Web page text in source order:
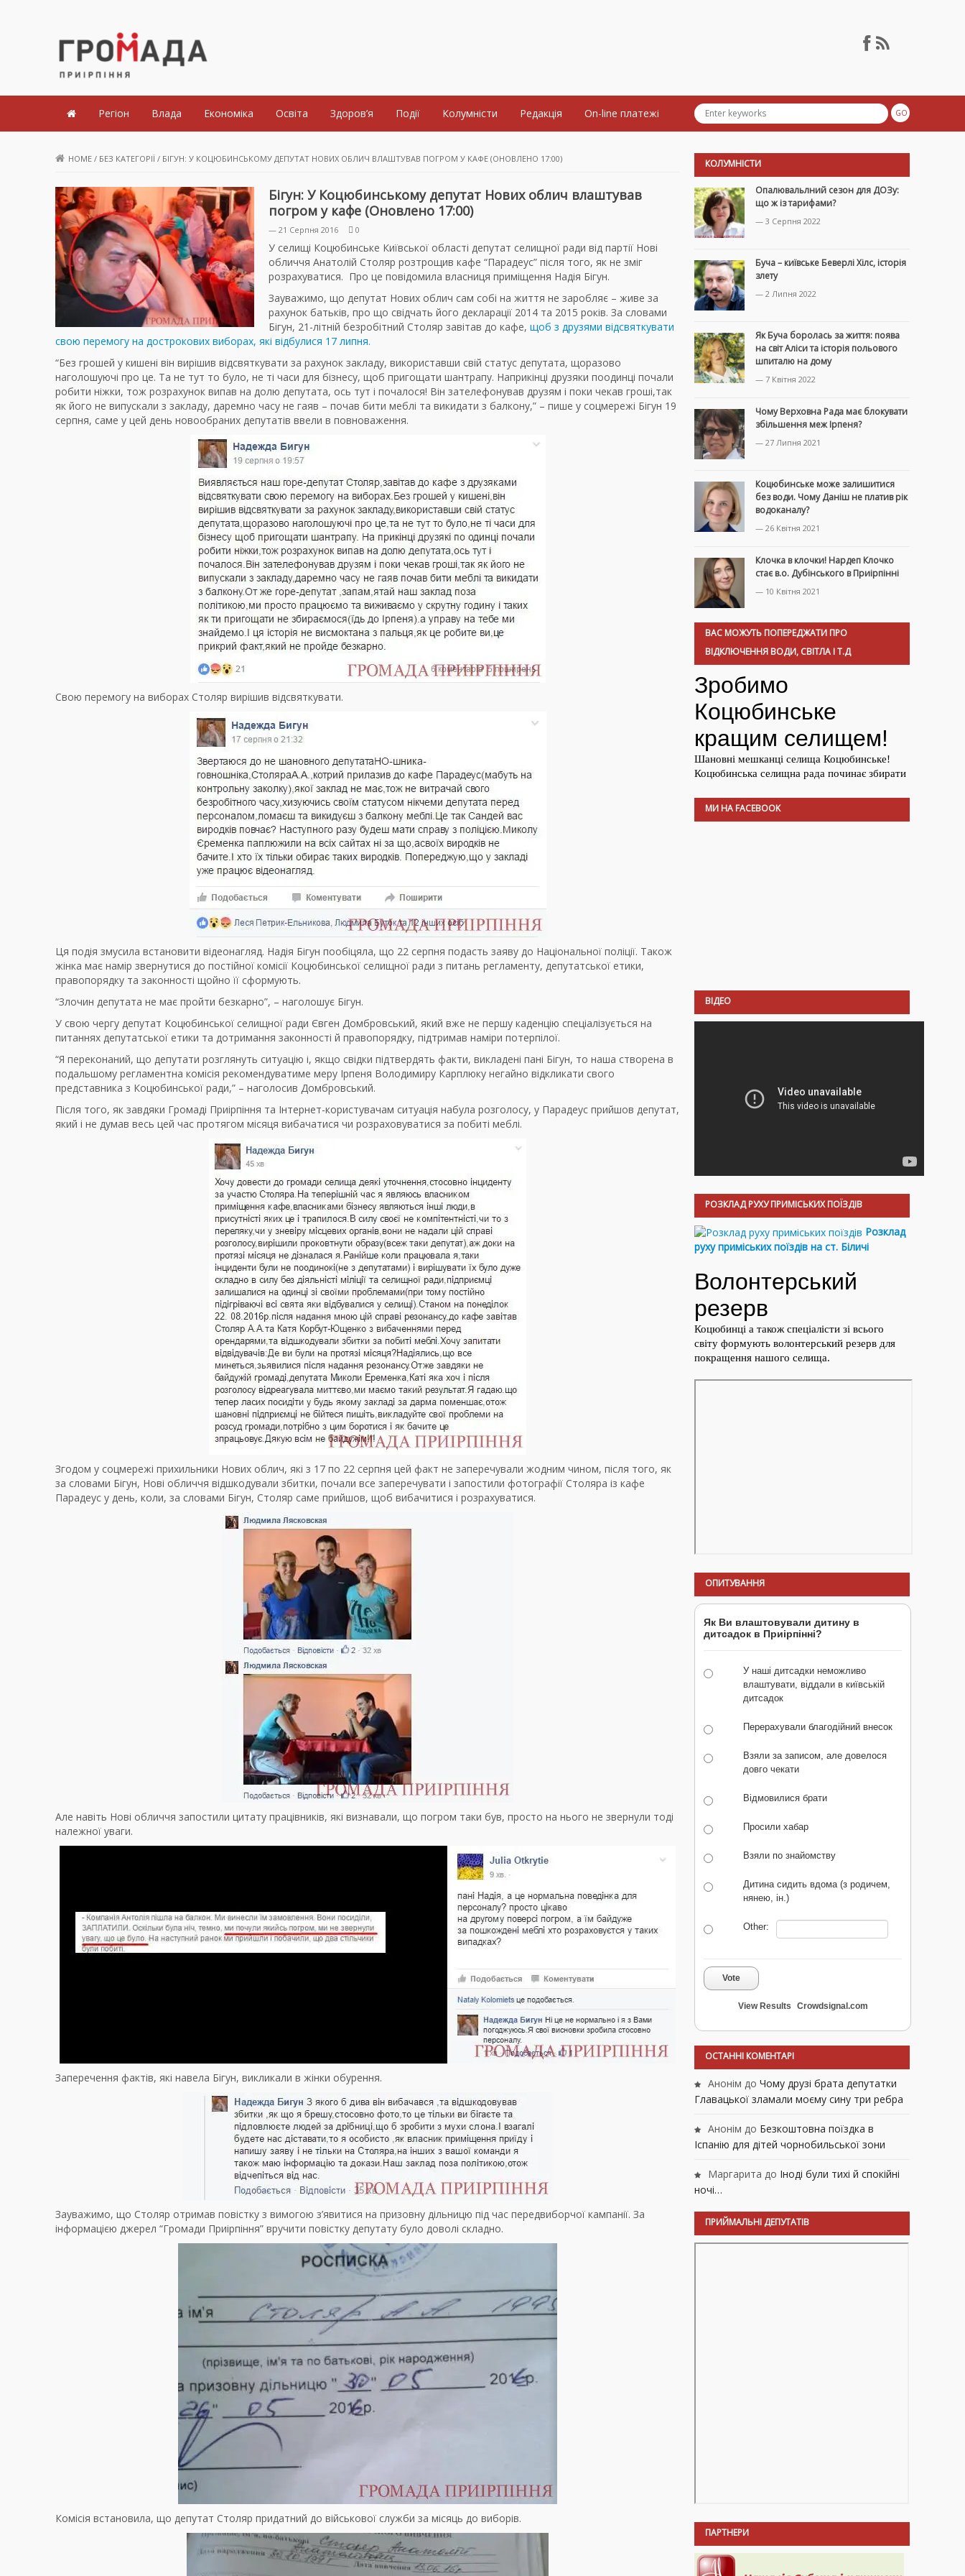
Громада Приірпіння
Регіон Влада Економіка Освіта Здоров’я Події Колумністи Редакція On-line платежі
HOME / БЕЗ КАТЕГОРІЇ / БІГУН: У КОЦЮБИНСЬКОМУ ДЕПУТАТ НОВИХ ОБЛИЧ ВЛАШТУВАВ ПОГРОМ У КАФЕ (ОНОВЛЕНО 17:00)
Бігун: У Коцюбинському депутат Нових облич влаштував
погром у кафе (Оновлено 17:00)
— 21 Серпня 2016 0
У селищі Коцюбинське Київської області депутат селищної ради від партії Нові
обличчя Анатолій Столяр розтрощив кафе “Парадеус” після того, як не зміг
розрахуватися. Про це повідомила власниця приміщення Надія Бігун.
Зауважимо, що депутат Нових облич сам собі на життя не заробляє – живе за
рахунок батьків, про що свідчать його декларації 2014 та 2015 років. За словами
Бігун, 21-літній безробітний Столяр завітав до кафе, щоб з друзями відсвяткувати
свою перемогу на дострокових виборах, які відбулися 17 липня.
“Без грошей у кишені він вирішив відсвяткувати за рахунок закладу, використавши свій статус депутата, щоразово
наголошуючі про це. Та не тут то було, не ті часи для бізнесу, щоб пригощати шантрапу. Наприкінці друзяки поодинці почали
робити ніжки, тож розрахунок випав на долю депутата, ось тут і почалося! Він зателефонував друзям і поки чекав гроші,так
як його не випускали з закладу, даремно часу не гаяв – почав бити меблі та викидати з балкону,” – пише у соцмережі Бігун 19
серпня, саме у цей день новообраних депутатів ввели в повноваження.
Свою перемогу на виборах Столяр вирішив відсвяткувати.
Ця подія змусила встановити відеонагляд. Надія Бігун пообіцяла, що 22 серпня подасть заяву до Національної поліції. Також
жінка має намір звернутися до постійної комісії Коцюбинської селищної ради з питань регламенту, депутатської етики,
правопорядку та законності щойно її сформують.
“Злочин депутата не має пройти безкарно”, – наголошує Бігун.
У свою чергу депутат Коцюбинської селищної ради Євген Домбровський, який вже не першу каденцію спеціалізується на
питаннях депутатської етики та дотримання законності й правопорядку, підтримав наміри потерпілої.
“Я переконаний, що депутати розглянуть ситуацію і, якщо свідки підтвердять факти, викладені пані Бігун, то наша створена в
подальшому регламентна комісія рекомендуватиме меру Ірпеня Володимиру Карплюку негайно відкликати свого
представника з Коцюбинської ради,” – наголосив Домбровський.
Після того, як завдяки Громаді Приірпіння та Інтернет-користувачам ситуація набула розголосу, у Парадеус прийшов депутат,
який і не думав весь цей час протягом місяця вибачатися чи розраховуватися за побиті меблі.
Згодом у соцмережі прихильники Нових облич, які з 17 по 22 серпня цей факт не заперечували жодним чином, після того, як
за словами Бігун, Нові обличчя відшкодували збитки, почали все заперечувати і запостили фотографії Столяра із кафе
Парадеус у день, коли, за словами Бігун, Столяр саме прийшов, щоб вибачитися і розрахуватися.
Але навіть Нові обличчя запостили цитату працівників, які визнавали, що погром таки був, просто на нього не звернули тоді
належної уваги.
Заперечення фактів, які навела Бігун, викликали в жінки обурення.
Зауважимо, що Столяр отримав повістку з вимогою з’явитися на призовну дільницю під час передвиборчої кампанії. За
інформацією джерел “Громади Приірпіння” вручити повістку депутату було доволі складно.
Комісія встановила, що депутат Столяр придатний до військової служби за місяць до виборів.
КОЛУМНІСТИ
Опалювальлний сезон для ДОЗу:
що ж із тарифами?
— 3 Серпня 2022
Буча – київське Беверлі Хілс, історія
злету
— 2 Липня 2022
Як Буча боролась за життя: поява
на світ Аліси та історія польового
шпиталю на дому
— 7 Квітня 2022
Чому Верховна Рада має блокувати
збільшення меж Ірпеня?
— 27 Липня 2021
Коцюбинське може залишитися
без води. Чому Даніш не платив рік
водоканалу?
— 26 Квітня 2021
Клочка в клочки! Нардеп Клочко
стає в.о. Дубінського в Приірпінні
— 10 Квітня 2021
ВАС МОЖУТЬ ПОПЕРЕДЖАТИ ПРО
ВІДКЛЮЧЕННЯ ВОДИ, СВІТЛА І Т.Д
МИ НА FACEBOOK
ВІДЕО
РОЗКЛАД РУХУ ПРИМІСЬКИХ ПОЇЗДІВ
Розклад
руху приміських поїздів на ст. Біличі
ОПИТУВАННЯ
Як Ви влаштовували дитину в
дитсадок в Приірпінні?
У наші дитсадки неможливо
влаштувати, віддали в київській
дитсадок
Перерахували благодійний внесок
Взяли за записом, але довелося
довго чекати
Відмовилися брати
Просили хабар
Взяли по знайомству
Дитина сидить вдома (з родичем,
нянею, ін.)
Other:
Vote
View Results Crowdsignal.com
ОСТАННІ КОМЕНТАРІ
Анонім до Чому друзі брата депутатки
Главацької зламали моєму сину три ребра
Анонім до Безкоштовна поїздка в
Іспанію для дітей чорнобильської зони
Маргарита до Іноді були тихі й спокійні
ночі…
ПРИЙМАЛЬНІ ДЕПУТАТІВ
ПАРТНЕРИ